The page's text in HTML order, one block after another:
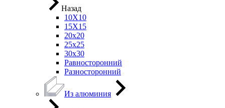
Назад
10Х10
15Х15
20х20
25х25
30х30
Равносторонний
Разносторонний
Из алюминия